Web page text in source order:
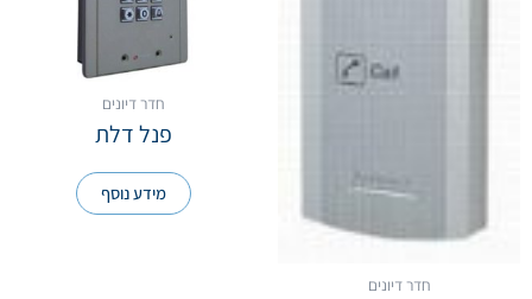
חדר דיונים
חדר דיונים
פנל דלת
מידע נוסף